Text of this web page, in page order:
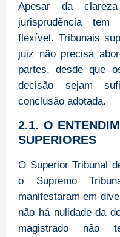
Apesar da
jurisprudência
flexível. Tribunais
juiz não precisa
partes, desde que
decisão sejam
conclusão adotada.
2.1. O
SUPERIORES
O Superior Tribunal
o Supremo
manifestaram em
não há nulidade da
magistrado não